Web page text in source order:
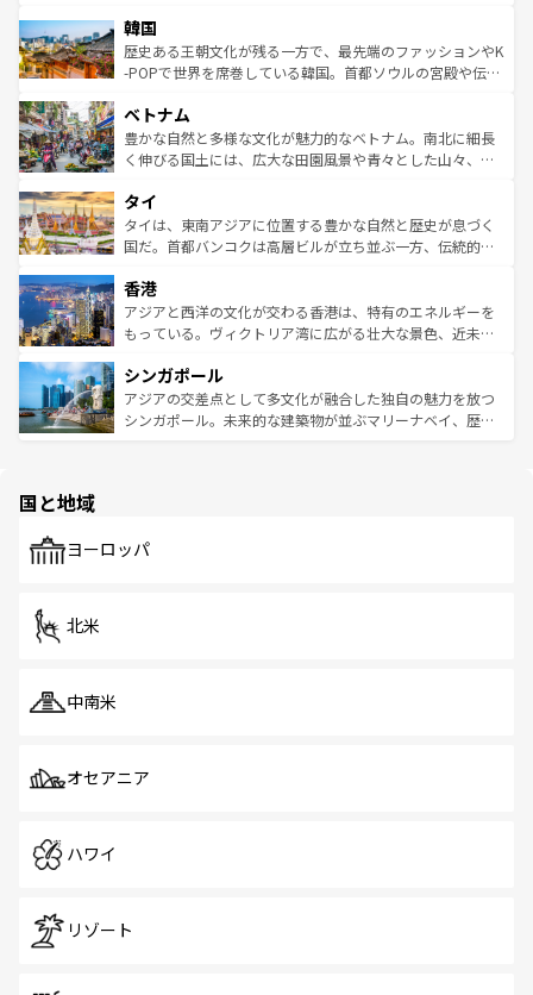
ワイを、存分に味わってほしい。 なお、新着のハワイ情報
はコンテンツ一覧を参照してほしい。
いる。アクティビティも充実しており、サーフィンやダイ
ビング、ハイキングなど、アウトドア好きにはたまらな
い。オーストラリアの多彩な魅力を存分に味わいつくそ
参照してほしい。
ン）、静ひつな山岳地帯である台湾東部など、都市の喧騒
と山間の静けさが共存しており、訪れる人に新しい発見と
驚きをもたらしてくれる。また、奥深い台湾の食文化も魅
容にもいいと評判のスイーツなど、バラエティ豊かな料理
が味わえる。 なお、新着の台湾情報は コンテンツ一覧を参
照してほしい。
韓国
歴史ある王朝文化が残る一方で、最先端のファッションやK
-POPで世界を席巻している韓国。首都ソウルの宮殿や伝統
き、地方に足を延ばせば四季折々の自然美を楽しむことが
できる。そして、キムチや焼肉、絶品のストリートフード
まで、さまざまな韓国料理が待っている。夜には、韓国な
リティに包まれながら、韓国の多彩な魅力を心ゆくまで味
わってみてほしい。 なお、新着の韓国情報はコンテンツ一
覧を参照してほしい。
ベトナム
豊かな自然と多様な文化が魅力的なベトナム。南北に細長
く伸びる国土には、広大な田園風景や青々とした山々、世
急速な発展と共に伝統が息づく。ハノイの古い町並みやホ
ーチミン市のフランス統治時代の建物も、独特の雰囲気を
醸し出している。また、バラエティの豊かさとおいしさで
とつ。フォーやバインミー、ベトナムコーヒーなどは、ぜ
ひ現地で味わいたい。どの地域を訪れてもあたたかい人々
が旅行者を迎えてくれるので、きっと忘れられない旅にな
参照してほしい。
タイ
タイは、東南アジアに位置する豊かな自然と歴史が息づく
国だ。首都バンコクは高層ビルが立ち並ぶ一方、伝統的な
の活気が交差している。北部ではチェンマイなどの山岳地
帯で自然と触れ合い、南部ではプーケットやクラビの美し
いビーチでリゾート気分を楽しむことができる。タイ料理
激する。気候は一年中温暖で、どの季節にも異なる楽しみ
が待っている。親しみやすいタイの人々、仏教を中心とし
た文化、そして多様な観光資源が、訪れる旅人を魅了し続
香港
アジアと西洋の文化が交わる香港は、特有のエネルギーを
もっている。ヴィクトリア湾に広がる壮大な景色、近未来
み、どこを訪れても感動するはず。観光スポットが密集し
ており、効率よく見どころを回れるのも魅力。息をのむよ
うな絶景から文化的な体験まで、香港を存分に楽しみ尽く
シンガポール
アジアの交差点として多文化が融合した独自の魅力を放つ
シンガポール。未来的な建築物が並ぶマリーナベイ、歴史
で、ホーカーズは地元の風情を楽しめる外せないスポット
国と地域
ヨーロッパ
北米
中南米
オセアニア
ハワイ
リゾート